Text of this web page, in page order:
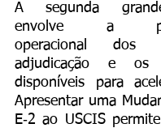
A segunda
envolve a
operacional dos
adjudicação e os
disponíveis para
Apresentar uma
E‑2 ao USCIS